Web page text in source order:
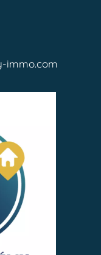
immo.com